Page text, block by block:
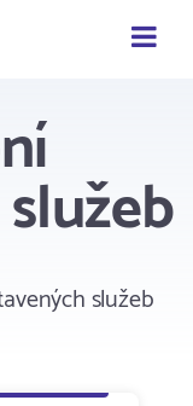
služeb